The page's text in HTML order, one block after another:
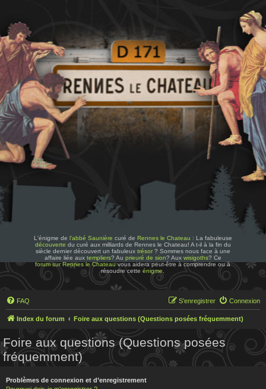
L'énigme de l'abbé Saunière curé de Rennes le Chateau : La fabuleuse
découverte du curé aux milliards de Rennes le Chateau! A t-il à la fin du
siècle dernier découvert un fabuleux trésor? Sommes nous face à une
affaire liée aux templiers? Au prieuré de sion? Aux wisigoths? Ce
forum sur Rennes le Chateauvous aidera peut-être à comprendre ou à
résoudre cetteénigme
FAQ Connexion
S’enregistrer
Index du forum Foire aux questions (Questions posées fréquemment)
Foire aux questions (Questions posées
fréquemment)
Problèmes de connexion et d’enregistrement